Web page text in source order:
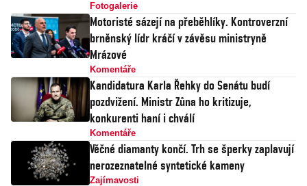
Fotogalerie
Motoristé sázejí na přeběhlíky. Kontroverzní
brněnský lídr kráčí v závěsu ministryně
Mrázové
Komentáře
Kandidatura Karla Řehky do Senátu budí
pozdvižení. Ministr Zůna ho kritizuje,
konkurenti haní i chválí
Komentáře
Věčné diamanty končí. Trh se šperky zaplavují
nerozeznatelné syntetické kameny
Zajímavosti